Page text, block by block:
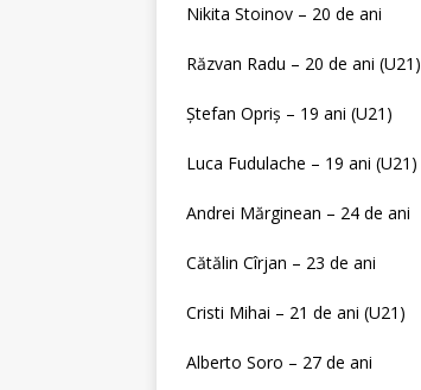
Nikita Stoinov – 20 de ani
Răzvan Radu – 20 de ani (U21)
Ștefan Opriș – 19 ani (U21)
Luca Fudulache – 19 ani (U21)
Andrei Mărginean – 24 de ani
Cătălin Cîrjan – 23 de ani
Cristi Mihai – 21 de ani (U21)
Alberto Soro – 27 de ani